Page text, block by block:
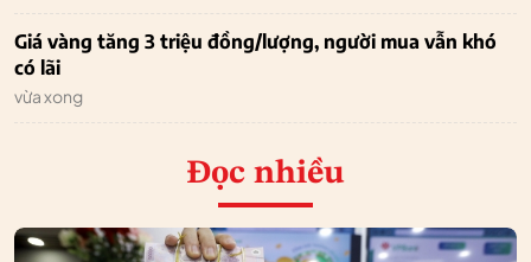
Giá vàng tăng 3 triệu đồng/lượng, người mua vẫn khó
có lãi
vừa xong
Đọc nhiều